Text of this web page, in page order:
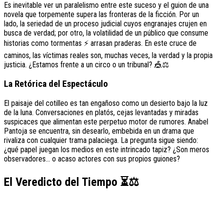
Es inevitable ver un paralelismo entre este suceso y el guion de una
novela que torpemente supera las fronteras de la ficción. Por un
lado, la seriedad de un proceso judicial cuyos engranajes crujen en
busca de verdad; por otro, la volatilidad de un público que consume
historias como tormentas ⚡ arrasan praderas. En este cruce de
caminos, las víctimas reales son, muchas veces, la verdad y la propia
justicia. ¿Estamos frente a un circo o un tribunal? 🎪⚖️
La Retórica del Espectáculo
El paisaje del cotilleo es tan engañoso como un desierto bajo la luz
de la luna. Conversaciones en platós, cejas levantadas y miradas
suspicaces que alimentan este perpetuo motor de rumores. Anabel
Pantoja se encuentra, sin desearlo, embebida en un drama que
rivaliza con cualquier trama palaciega. La pregunta sigue siendo:
¿qué papel juegan los medios en este intrincado tapiz? ¿Son meros
observadores… o acaso actores con sus propios guiones?
El Veredicto del Tiempo ⏳⚖️